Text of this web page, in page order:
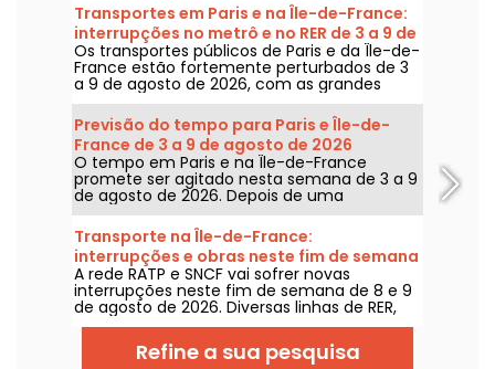
Transportes em Paris e na Île-de-France:
interrupções no metrô e no RER de 3 a 9 de
agosto de 2026
Os transportes públicos de Paris e da Île-de-
France estão fortemente perturbados de 3
a 9 de agosto de 2026, com as grandes
obras de verão que afetam gravemente
algumas linhas, segundo a RATP e a SNCF.
Previsão do tempo para Paris e Île-de-
France de 3 a 9 de agosto de 2026
O tempo em Paris e na Île-de-France
promete ser agitado nesta semana de 3 a 9
de agosto de 2026. Depois de uma
segunda-feira de calor extremo, com risco
de tempestades, as temperaturas vão cair
gradualmente antes do retorno de tempo
mais quente e ensolarado para o fim de
semana.
Transporte na Île-de-France:
interrupções e obras neste fim de semana
de 8 e 9 de agosto de 2026
A rede RATP e SNCF vai sofrer novas
interrupções neste fim de semana de 8 e 9
de agosto de 2026. Diversas linhas de RER,
Transilien e metrô estarão sujeitas a obras e
interrupções; damos tudo para ajudar você
a planejar seus deslocamentos.
Refine a sua pesquisa